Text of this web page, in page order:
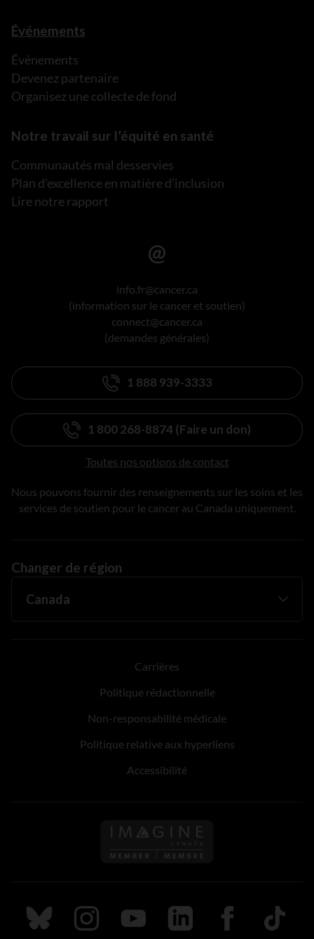
Événements
Événements
Devenez partenaire
Organisez une collecte de fond
Notre travail sur l’équité en santé
Communautés mal desservies
Plan d’excellence en matière d’inclusion
Lire notre rapport
info.fr@cancer.ca
(information sur le cancer et soutien)
connect@cancer.ca
(demandes générales)
1 888 939-3333
1 800 268-8874 (Faire un don)
Toutes nos options de contact
Nous pouvons fournir des renseignements sur les soins et les
services de soutien pour le cancer au Canada uniquement.
Changer de région
Carrières
Politique rédactionnelle
Non-responsabilité médicale
Politique relative aux hyperliens
Accessibilité
Suivez nous sur Bluesky
Suivez nous sur Instagram
Suivez nous sur Youtube
Suivez nous sur LinkedIn
Suivez nous sur
TikTok